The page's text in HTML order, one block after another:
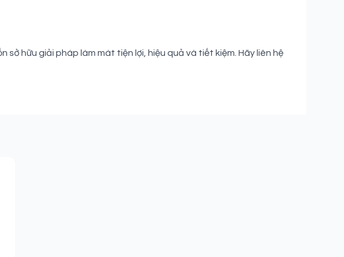
sở hữu giải pháp làm mát tiện lợi, hiệu quả và tiết kiệm. Hãy liên hệ